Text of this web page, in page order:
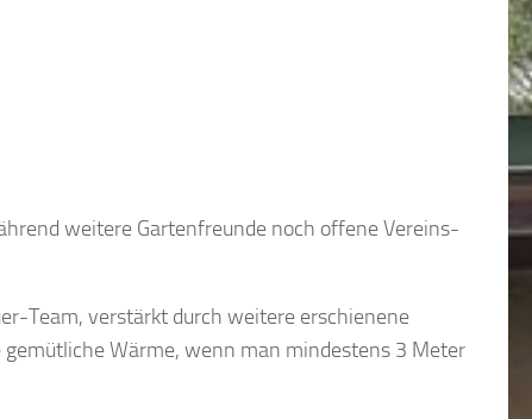
weitere Gartenfreunde noch offene Vereins-
Team, verstärkt durch weitere erschienene
Wärme, wenn man mindestens 3 Meter